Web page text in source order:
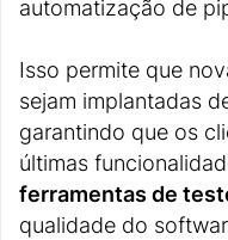
automatização de
Isso permite que
sejam implantadas
garantindo que os
últimas
ferramentas de
qualidade do